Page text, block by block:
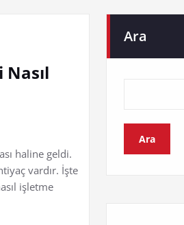
haline geldi.
vardır. İşte
işletme
Ara
Ara